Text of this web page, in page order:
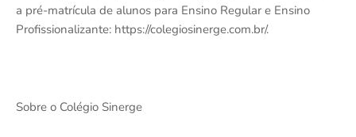
a pré-matrícula de alunos para Ensino Regular e Ensino
Profissionalizante: https://colegiosinerge.com.br/.
Sobre o Colégio Sinerge